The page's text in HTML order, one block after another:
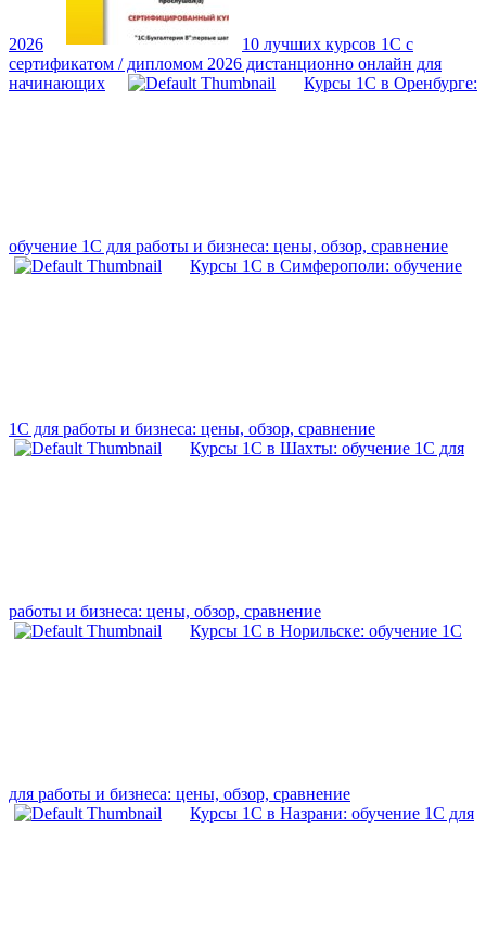
2026
10 лучших курсов 1С с
сертификатом / дипломом 2026 дистанционно онлайн для
начинающих
Курсы 1С в Оренбурге:
обучение 1С для работы и бизнеса: цены, обзор, сравнение
Курсы 1С в Симферополи: обучение
1С для работы и бизнеса: цены, обзор, сравнение
Курсы 1С в Шахты: обучение 1С для
работы и бизнеса: цены, обзор, сравнение
Курсы 1С в Норильске: обучение 1С
для работы и бизнеса: цены, обзор, сравнение
Курсы 1С в Назрани: обучение 1С для